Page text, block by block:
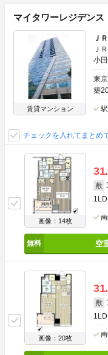
マイタワーレジデンス
賃貸マンション
Ｊ
Ｊ
小
東
築
チェックを入れてまとめ
画像：14枚
敷
南
空
画像：20枚
敷
南